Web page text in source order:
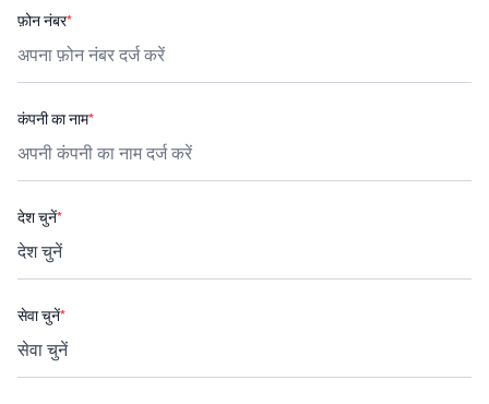
फ़ोन नंबर*
कंपनी का नाम*
देश चुनें*
सेवा चुनें*